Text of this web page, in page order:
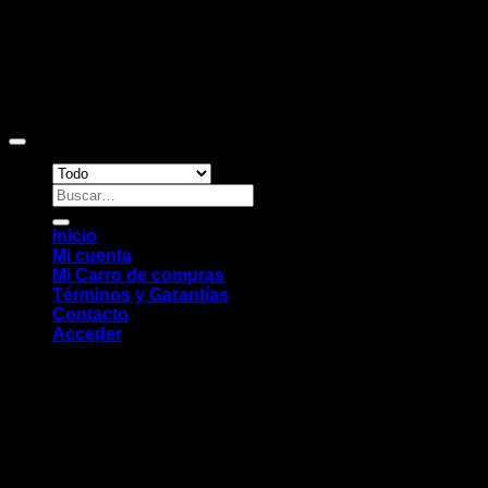
Buscar
por:
Inicio
Mi cuenta
Mi Carro de compras
Términos y Garantías
Contacto
Acceder